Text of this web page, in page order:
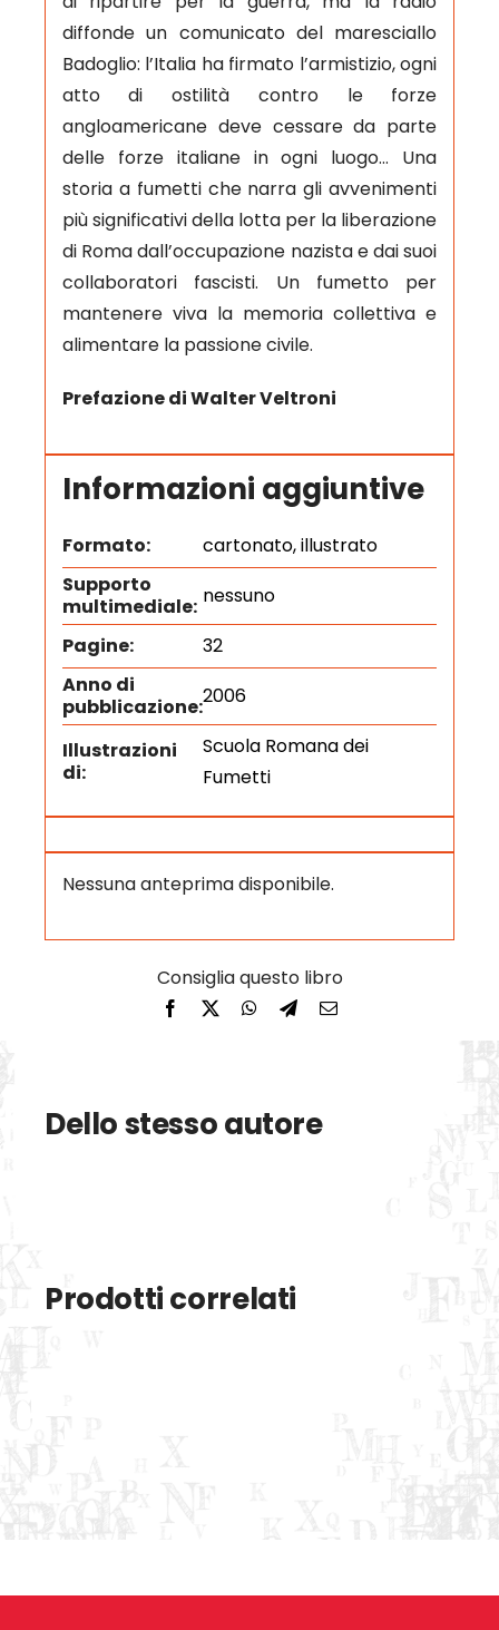
diffonde un comunicato del maresciallo
Badoglio: l’Italia ha firmato l’armistizio, ogni
atto di ostilità contro le forze
angloamericane deve cessare da parte
delle forze italiane in ogni luogo… Una
storia a fumetti che narra gli avvenimenti
più significativi della lotta per la liberazione
di Roma dall’occupazione nazista e dai suoi
collaboratori fascisti. Un fumetto per
mantenere viva la memoria collettiva e
alimentare la passione civile.
Prefazione di Walter Veltroni
Informazioni aggiuntive
Formato:
cartonato, illustrato
Supporto
multimediale: nessuno
Pagine:
32
Anno di
pubblicazione:2006
Illustrazioni
di:
Scuola Romana dei
Fumetti
Nessuna anteprima disponibile.
Dello stesso autore
Prodotti correlati